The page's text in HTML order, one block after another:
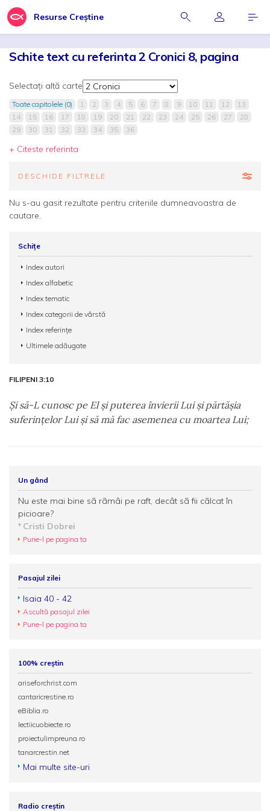
Resurse Creștine
Schite text cu referinta 2 Cronici 8, pagina
Selectați altă carte
Toate capitolele (0) 1 2 3 4 5 6 7 8 9 10 11 12
13
14
15 16 17 18 19 20 21 22 23 24 25 26 27
28
29
30 31 32 33 34 35 36
+ Citeste referinta
DESCHIDE FILTRELE
Nu s-au gasit rezultate pentru criteriile dumneavoastra de
cautare.
Schițe
Index autori
Index alfabetic
Index tematic
Index categorii de vârstă
Index referințe
Ultimele adăugate
FILIPENI 3:10
Şi să-L cunosc pe El şi puterea învierii Lui şi părtăşia
suferinţelor Lui şi să mă fac asemenea cu moartea Lui;
Un gând
Nu este mai bine sã rãmâi pe raft, decât sã fii cãlcat în
picioare?
Cristi Dobrei
Pune-l pe pagina ta
Pasajul zilei
Isaia 40 - 42
Ascultă pasajul zilei
Pune-l pe pagina ta
100% creștin
ariseforchrist.com
cantaricrestine.ro
eBiblia.ro
lectiicuobiecte.ro
proiectulimpreuna.ro
tanarcrestin.net
Mai multe site-uri
Radio creștin